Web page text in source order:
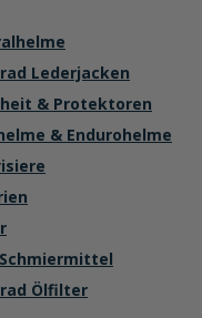
Lederjacken
& Protektoren
& Endurohelme
Ölfilter